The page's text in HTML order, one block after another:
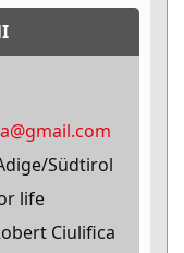
Südtirol
life
Ciulifica